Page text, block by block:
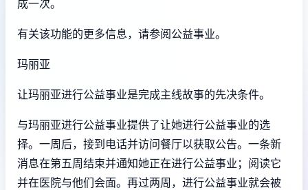
成一次。
有关该功能的更多信息，请参阅公益事业。
玛丽亚
让玛丽亚进行公益事业是完成主线故事的先决条件。
与玛丽亚进行公益事业提供了让她进行公益事业的选
择。一周后，接到电话并访问餐厅以获取公告。一条新
消息在第五周结束并通知她正在进行公益事业；阅读它
并在医院与他们会面。再过两周，进行公益事业就会被